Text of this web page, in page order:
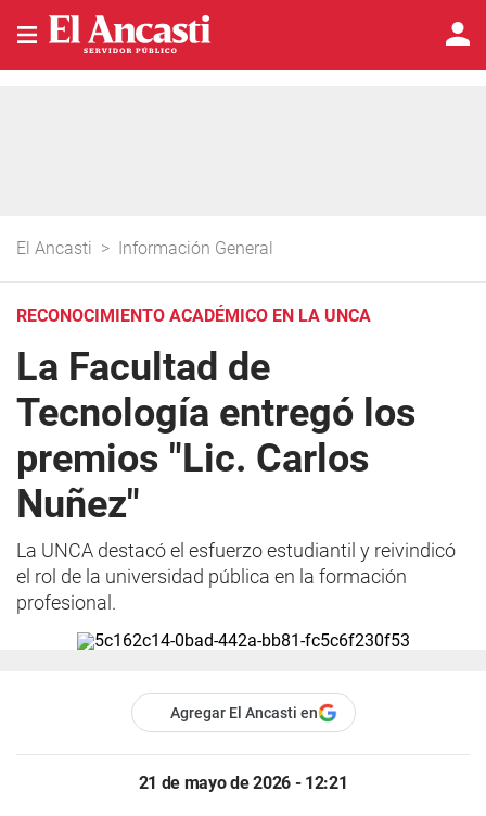
El Ancasti > Información General
RECONOCIMIENTO ACADÉMICO EN LA UNCA
La Facultad de
Tecnología entregó los
premios "Lic. Carlos
Nuñez"
La UNCA destacó el esfuerzo estudiantil y reivindicó
el rol de la universidad pública en la formación
profesional.
Agregar El Ancasti en
21 de mayo de 2026 - 12:21